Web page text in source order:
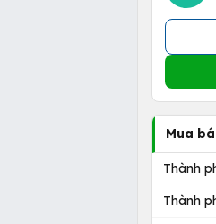
Mua
Thành
Thành